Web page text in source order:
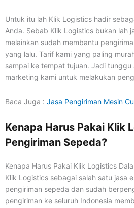
Untuk itu lah Klik Logistics hadir
Anda. Sebab Klik Logistics bukan lah
melainkan sudah membantu
yang lalu. Tarif kami yang paling
sampai ke tempat tujuan. Jadi
marketing kami untuk melakukan
Baca Juga : Jasa Pengiriman Mesin
Kenapa Harus Pakai Klik
Pengiriman Sepeda?
Kenapa Harus Pakai Klik Logistics
Klik Logistics sebagai salah satu jasa
pengiriman sepeda dan sudah
pengiriman ke seluruh Indonesia